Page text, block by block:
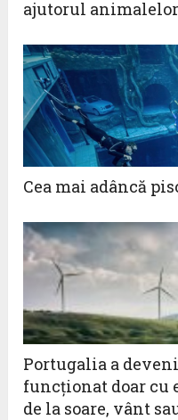
ajutorul
Cea mai adâncă
Portugalia a
funcționat doar cu
de la soare, vânt